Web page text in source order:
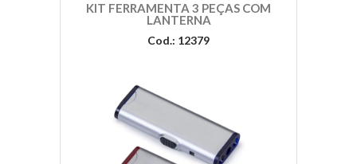
KIT FERRAMENTA 3 PEÇAS COM
LANTERNA
Cod.: 12379